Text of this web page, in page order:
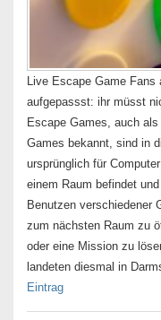
Live Escape Game Fans
aufgepassst: ihr müsst
Escape Games, auch
Games bekannt, sind in
ursprünglich für
einem Raum befindet
Benutzen verschiedener
zum nächsten Raum zu
oder eine Mission zu
landeten diesmal in
Eintrag